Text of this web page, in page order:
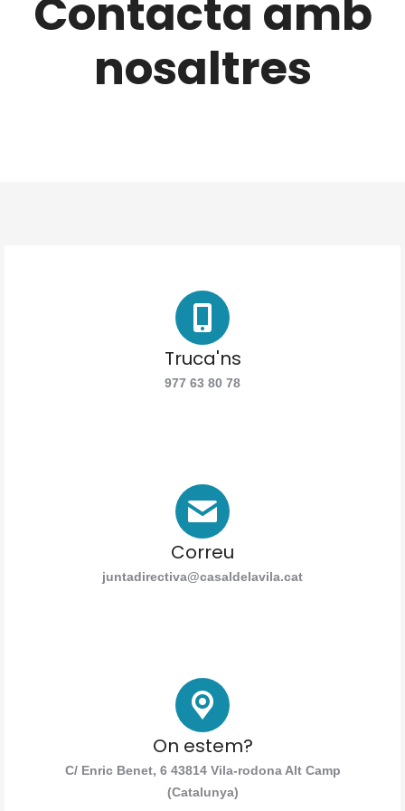
Contacta amb
nosaltres
Truca'ns
977 63 80 78
Correu
juntadirectiva@casaldelavila.cat
On estem?
C/ Enric Benet, 6 43814 Vila-rodona Alt Camp
(Catalunya)